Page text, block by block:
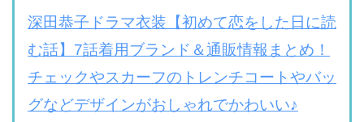
深田恭子ドラマ衣装【初めて恋をした日に読
む話】7話着用ブランド＆通販情報まとめ！
チェックやスカーフのトレンチコートやバッ
グなどデザインがおしゃれでかわいい♪